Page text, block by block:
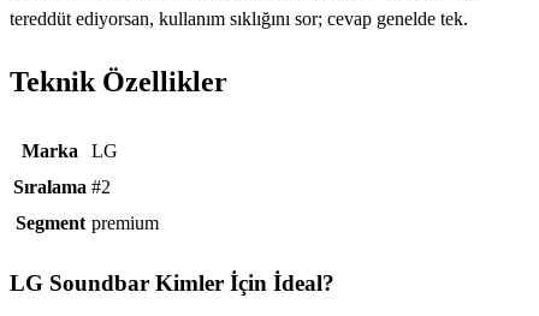
tereddüt ediyorsan, kullanım sıklığını sor; cevap genelde tek.
Teknik Özellikler
Teknik özellikler
Marka
LG
Sıralama #2
Segment premium
LG Soundbar Kimler İçin İdeal?